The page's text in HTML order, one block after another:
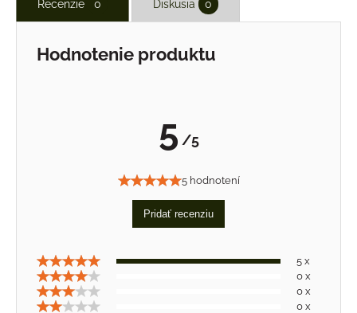
Recenzie 0 Diskusia 0
Hodnotenie produktu
5 /5
5 hodnotení
Pridať recenziu
5 x
0 x
0 x
0 x